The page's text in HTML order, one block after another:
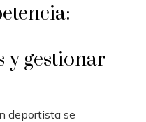
y gestionar
deportista se